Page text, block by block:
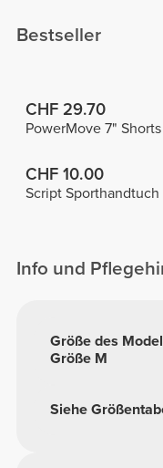
Bestseller
CHF 29.70
PowerMove 7" Shorts
CHF 10.00
Script Sporthandtuch
Info und
Siehe
Größe des
Größe M